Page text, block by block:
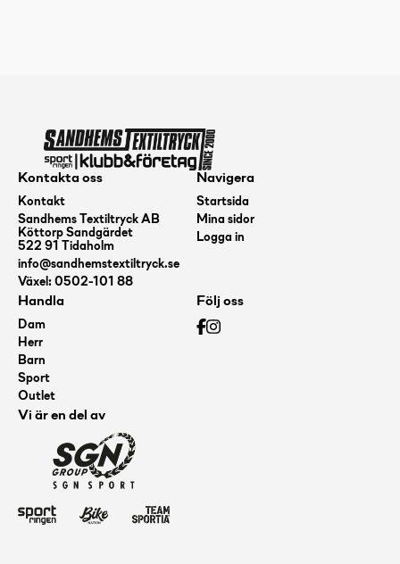
Kontakta oss
Kontakt
Sandhems Textiltryck AB
Köttorp Sandgärdet
522 91 Tidaholm
info@sandhemstextiltryck.se
Växel: 0502-101 88
Navigera
Startsida
Mina sidor
Logga in
Handla
Dam
Herr
Barn
Sport
Outlet
Följ oss
Vi är en del av